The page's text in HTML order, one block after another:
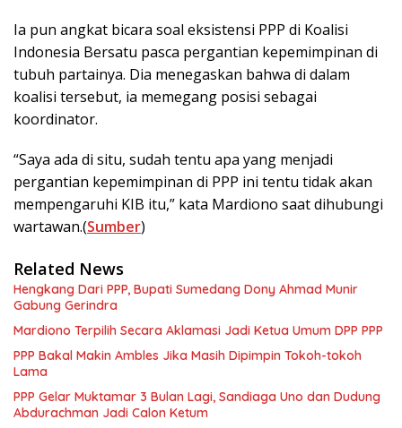
Ia pun angkat bicara soal eksistensi PPP di Koalisi
Indonesia Bersatu pasca pergantian kepemimpinan di
tubuh partainya. Dia menegaskan bahwa di dalam
koalisi tersebut, ia memegang posisi sebagai
koordinator.
“Saya ada di situ, sudah tentu apa yang menjadi
pergantian kepemimpinan di PPP ini tentu tidak akan
mempengaruhi KIB itu,” kata Mardiono saat dihubungi
wartawan.(Sumber)
Related News
Hengkang Dari PPP, Bupati Sumedang Dony Ahmad Munir
Gabung Gerindra
Mardiono Terpilih Secara Aklamasi Jadi Ketua Umum DPP PPP
PPP Bakal Makin Ambles Jika Masih Dipimpin Tokoh-tokoh
Lama
PPP Gelar Muktamar 3 Bulan Lagi, Sandiaga Uno dan Dudung
Abdurachman Jadi Calon Ketum